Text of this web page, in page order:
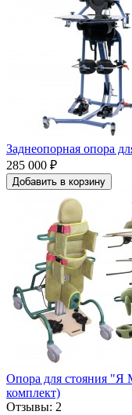
Заднеопорная опора
285 000 ₽
Добавить в корзину
Опора для стояния
комплект)
Отзывы: 2